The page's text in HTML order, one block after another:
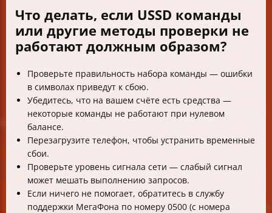
Что делать, если USSD команды
или другие методы проверки не
работают должным образом?
Проверьте правильность набора команды — ошибки
в символах приведут к сбою.
Убедитесь, что на вашем счёте есть средства —
некоторые команды не работают при нулевом
балансе.
Перезагрузите телефон, чтобы устранить временные
сбои.
Проверьте уровень сигнала сети — слабый сигнал
может мешать выполнению запросов.
Если ничего не помогает, обратитесь в службу
поддержки МегаФона по номеру 0500 (с номера